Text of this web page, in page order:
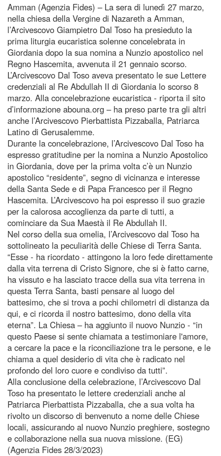
Amman (Agenzia Fides) – La sera di lunedì 27 marzo,
nella chiesa della Vergine di Nazareth a Amman,
l’Arcivescovo Giampietro Dal Toso ha presieduto la
prima liturgia eucaristica solenne concelebrata in
Giordania dopo la sua nomina a Nunzio apostolico nel
Regno Hascemita, avvenuta il 21 gennaio scorso.
L’Arcivescovo Dal Toso aveva presentato le sue Lettere
credenziali al Re Abdullah II di Giordania lo scorso 8
marzo. Alla concelebrazione eucaristica - riporta il sito
d’informazione abouna.org – ha preso parte tra gli altri
anche l’Arcivescovo Pierbattista Pizzaballa, Patriarca
Latino di Gerusalemme.
Durante la concelebrazione, l’Arcivescovo Dal Toso ha
espresso gratitudine per la nomina a Nunzio Apostolico
in Giordania, dove per la prima volta c’è un Nunzio
apostolico “residente”, segno di vicinanza e interesse
della Santa Sede e di Papa Francesco per il Regno
Hascemita. L’Arcivescovo ha poi espresso il suo grazie
per la calorosa accoglienza da parte di tutti, a
cominciare da Sua Maestà il Re Abdullah II.
Nel corso della sua omelia, l’Arcivescovo dal Toso ha
sottolineato la peculiarità delle Chiese di Terra Santa.
“Esse - ha ricordato - attingono la loro fede direttamente
dalla vita terrena di Cristo Signore, che si è fatto carne,
ha vissuto e ha lasciato tracce della sua vita terrena in
questa Terra Santa, basti pensare al luogo del
battesimo, che si trova a pochi chilometri di distanza da
qui, e ci ricorda il nostro battesimo, dono della vita
eterna”. La Chiesa – ha aggiunto il nuovo Nunzio - “in
questo Paese si sente chiamata a testimoniare l'amore,
a cercare la pace e la riconciliazione tra le persone, e le
chiama a quel desiderio di vita che è radicato nel
profondo del loro cuore e condiviso da tutti”.
Alla conclusione della celebrazione, l’Arcivescovo Dal
Toso ha presentato le lettere credenziali anche al
Patriarca Pierbattista Pizzaballa, che a sua volta ha
rivolto un discorso di benvenuto a nome delle Chiese
locali, assicurando al nuovo Nunzio preghiere, sostegno
e collaborazione nella sua nuova missione. (EG)
(Agenzia Fides 28/3/2023)